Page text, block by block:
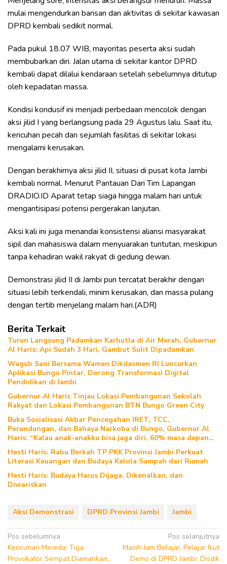
mulai mengendurkan barisan dan aktivitas di sekitar kawasan
DPRD kembali sedikit normal.
Pada pukul 18.07 WIB, mayoritas peserta aksi sudah
membubarkan diri. Jalan utama di sekitar kantor DPRD
kembali dapat dilalui kendaraan setelah sebelumnya ditutup
oleh kepadatan massa.
Kondisi kondusif ini menjadi perbedaan mencolok dengan
aksi jilid I yang berlangsung pada 29 Agustus lalu. Saat itu,
kericuhan pecah dan sejumlah fasilitas di sekitar lokasi
mengalami kerusakan.
Dengan berakhirnya aksi jilid II, situasi di pusat kota Jambi
kembali normal. Menurut Pantauan Dari Tim Lapangan
DRADIO.ID Aparat tetap siaga hingga malam hari untuk
mengantisipasi potensi pergerakan lanjutan.
Aksi kali ini juga menandai konsistensi aliansi masyarakat
sipil dan mahasiswa dalam menyuarakan tuntutan, meskipun
tanpa kehadiran wakil rakyat di gedung dewan.
Demonstrasi jilid II di Jambi pun tercatat berakhir dengan
situasi lebih terkendali, minim kerusakan, dan massa pulang
dengan tertib menjelang malam hari.(ADR)
Berita Terkait
Turun Langsung Padamkan Karhutla di Air Merah, Gubernur
Al Haris: Api Sudah 3 Hari, Gambut Sulit Dipadamkan
Wagub Sani Bersama Wamen Dikdasmen RI Luncurkan
Aplikasi Bungo Pintar, Dorong Transformasi Digital
Pendidikan di Jambi
Gubernur Al Haris Tinjau Lokasi Pembangunan Sekolah
Rakyat dan Lokasi Pembangunan BTN Bungo Green City
Buka Sosialisasi Akbar Pencegahan IRET, TCC,
Perundungan, dan Bahaya Narkoba di Bungo, Gubernur Al
Haris: “Kalau anak-anakku bisa jaga diri, 60% masa depan
Hesti Haris: Rabu Berkah TP PKK Provinsi Jambi Perkuat
Literasi Keuangan dan Budaya Kelola Sampah dari Rumah
Hesti Haris: Budaya Harus Dijaga, Dikenalkan, dan
Diwariskan
Aksi Demonstrasi DPRD Provinsi Jambi Jambi
Navigasi
pos
Pos sebelumnya
Kericuhan Mereda: Tiga
Provokator Sempat Diamankan,
Pos selanjutnya
Masih Jam Belajar, Pelajar Ikut
Demo di DPRD Jambi: Disdik